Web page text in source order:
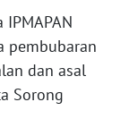
pembubaran
dan asal
Sorong